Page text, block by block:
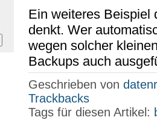
Ein weiteres Beispiel
denkt. Wer
wegen solcher
Backups auch
Geschrieben von
Trackbacks
Tags für diesen Artikel: